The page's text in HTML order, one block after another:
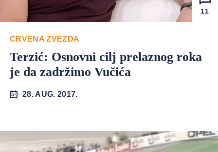
11
CRVENA ZVEZDA
Terzić: Osnovni cilj prelaznog roka
je da zadržimo Vučića
28. AUG. 2017.